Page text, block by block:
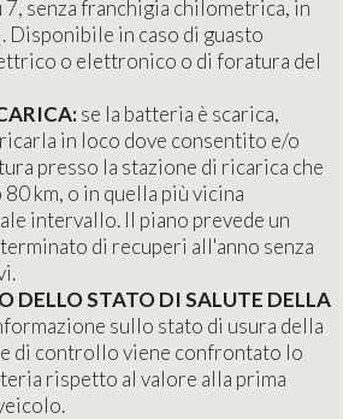
7, senza franchigia chilometrica, in
Disponibile in caso di guasto
o elettronico o di foratura del
se la batteria è scarica,
in loco dove consentito e/o
presso la stazione di ricarica che
km, o in quella più vicina
intervallo. Il piano prevede un
di recuperi all'anno senza
DELLO STATO DI SALUTE DELLA
sullo stato di usura della
di controllo viene confrontato lo
rispetto al valore alla prima